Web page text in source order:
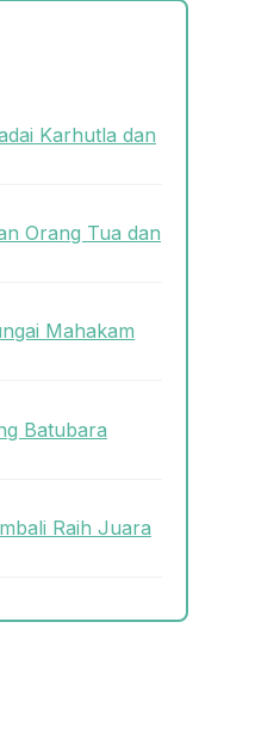
Karhutla dan
Orang Tua dan
Mahakam
Batubara
Raih Juara